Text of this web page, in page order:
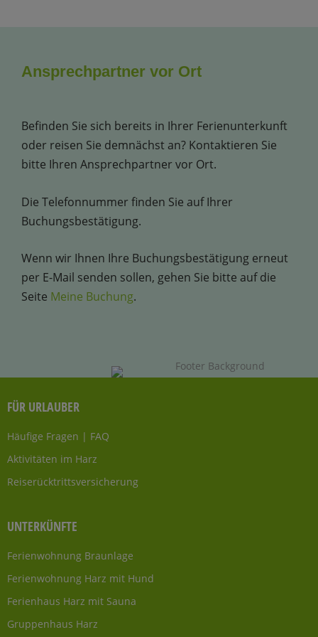
Ansprechpartner vor Ort
Befinden Sie sich bereits in Ihrer Ferienunterkunft
oder reisen Sie demnächst an? Kontaktieren Sie
bitte Ihren Ansprechpartner vor Ort.
Die Telefonnummer finden Sie auf Ihrer
Buchungsbestätigung.
Wenn wir Ihnen Ihre Buchungsbestätigung erneut
per E-Mail senden sollen, gehen Sie bitte auf die
Seite Meine Buchung.
FÜR URLAUBER
Häufige Fragen | FAQ
Aktivitäten im Harz
Reiserücktrittsversicherung
UNTERKÜNFTE
Ferienwohnung Braunlage
Ferienwohnung Harz mit Hund
Ferienhaus Harz mit Sauna
Gruppenhaus Harz